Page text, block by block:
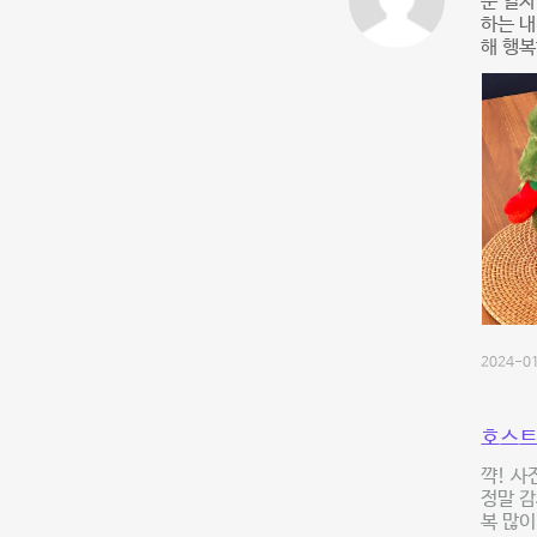
하는
해 행
2024-
호스
꺅! 사
정말
복 많